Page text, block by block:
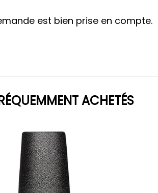
est bien prise en compte.
ACHETÉS